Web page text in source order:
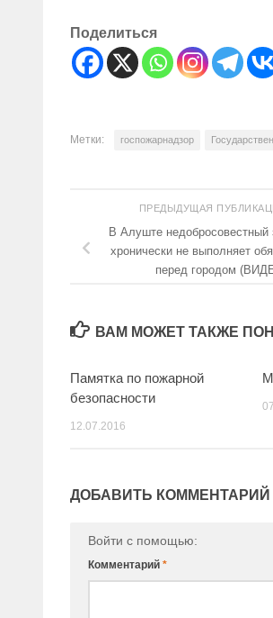
Поделиться
Метки: госпожарнадзор
ПРЕДЫДУЩАЯ
В Алуште недобросовестный
хронически не выполняет
перед городом
ВАМ МОЖЕТ ТАКЖЕ
Памятка по пожарной
безопасности
12.07.2016
ДОБАВИТЬ КОММЕНТАРИЙ
Войти с помощью:
Комментарий *